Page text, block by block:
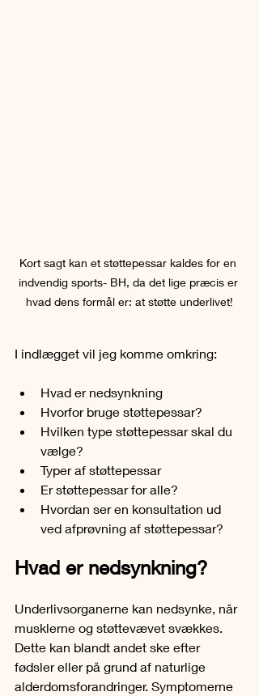
Kort sagt kan et støttepessar kaldes for en
indvendig sports- BH, da det lige præcis er
hvad dens formål er: at støtte underlivet!
I indlægget vil jeg komme omkring:
Hvad er nedsynkning
Hvorfor bruge støttepessar?
Hvilken type støttepessar skal du
vælge?
Typer af støttepessar
Er støttepessar for alle?
Hvordan ser en konsultation ud
ved afprøvning af støttepessar?
Hvad er nedsynkning?
Underlivsorganerne kan nedsynke, når
musklerne og støttevævet svækkes.
Dette kan blandt andet ske efter
fødsler eller på grund af naturlige
alderdomsforandringer. Symptomerne